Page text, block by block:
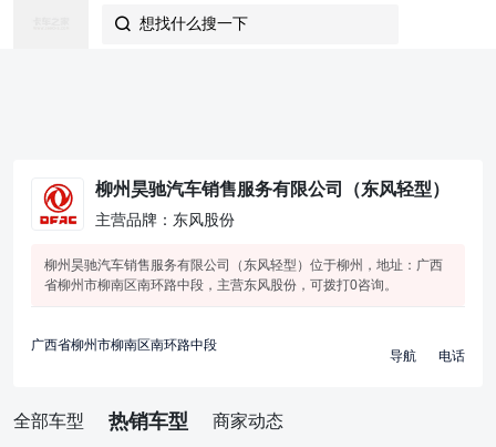
 想找什么搜一下
柳州昊驰汽车销售服务有限公司（东风轻型）
主营品牌：东风股份
柳州昊驰汽车销售服务有限公司（东风轻型）位于柳州，地址：广西
省柳州市柳南区南环路中段，主营东风股份，可拨打0咨询。
广西省柳州市柳南区南环路中段
导航 电话
全部车型 热销车型 商家动态